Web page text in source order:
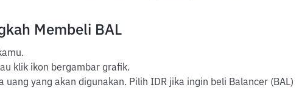
Membeli BAL
klik ikon bergambar grafik.
uang yang akan digunakan. Pilih IDR jika ingin beli Balancer (BAL)